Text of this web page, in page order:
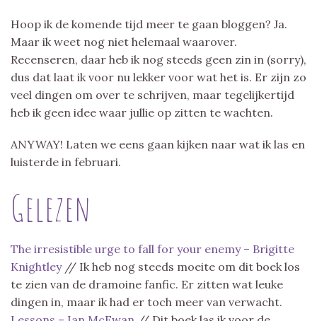
Hoop ik de komende tijd meer te gaan bloggen? Ja.
Maar ik weet nog niet helemaal waarover.
Recenseren, daar heb ik nog steeds geen zin in (sorry),
dus dat laat ik voor nu lekker voor wat het is. Er zijn zo
veel dingen om over te schrijven, maar tegelijkertijd
heb ik geen idee waar jullie op zitten te wachten.
ANYWAY! Laten we eens gaan kijken naar wat ik las en
luisterde in februari.
Gelezen
The irresistible urge to fall for your enemy – Brigitte
Knightley// Ik heb nog steeds moeite om dit boek los
te zien van de dramoine fanfic. Er zitten wat leuke
dingen in, maar ik had er toch meer van verwacht.